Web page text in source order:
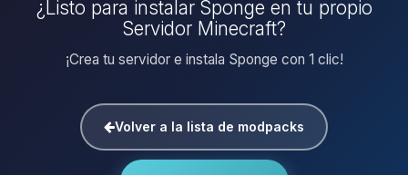
¿Listo para instalar Sponge en tu propio
Servidor Minecraft?
¡Crea tu servidor e instala Sponge con 1 clic!
Volver a la lista de modpacks